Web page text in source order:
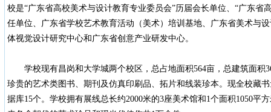
校是“广东省高校美术与设计教育专业委员会”历届会长单位、“广东省
任单位、广东省学校艺术教育活动（美术）培训基地、广东省美术与
体视觉设计研究中心和广东省创意产业研发中心。
学校现有昌岗和大学城两个校区，总占地面积564亩，总建筑面积
珍贵的艺术类图书、期刊及仿真印刷品、拓片和线装珍本。现全校藏
据库15个。学校拥有展线总长约2000米的3座美术馆和1个面积1050平